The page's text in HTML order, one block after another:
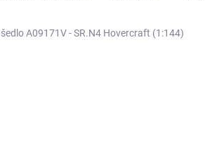
A09171V - SR.N4 Hovercraft (1:144)